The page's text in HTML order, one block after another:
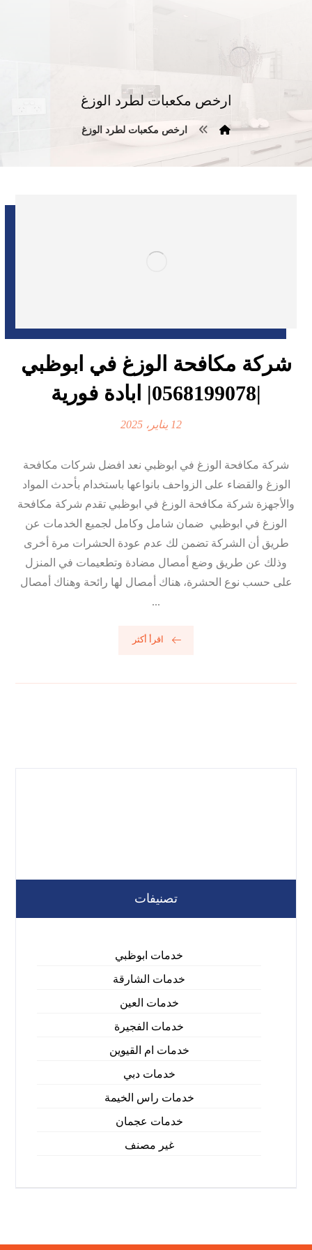
ارخص مكعبات لطرد الوزغ
ارخص مكعبات لطرد الوزغ
شركة مكافحة الوزغ في ابوظبي
|0568199078| ابادة فورية
12 يناير، 2025
شركة مكافحة الوزغ في ابوظبي نعد افضل شركات مكافحة
الوزغ والقضاء على الزواحف بانواعها باستخدام بأحدث المواد
والأجهزة شركة مكافحة الوزغ في ابوظبي تقدم شركة مكافحة
الوزغ في ابوظبي ضمان شامل وكامل لجميع الخدمات عن
طريق أن الشركة تضمن لك عدم عودة الحشرات مرة أخرى
وذلك عن طريق وضع أمصال مضادة وتطعيمات في المنزل
على حسب نوع الحشرة، هناك أمصال لها رائحة وهناك أمصال
...
اقرأ أكثر
تصنيفات
خدمات ابوظبي
خدمات الشارقة
خدمات العين
خدمات الفجيرة
خدمات ام القيوين
خدمات دبي
خدمات راس الخيمة
خدمات عجمان
غير مصنف